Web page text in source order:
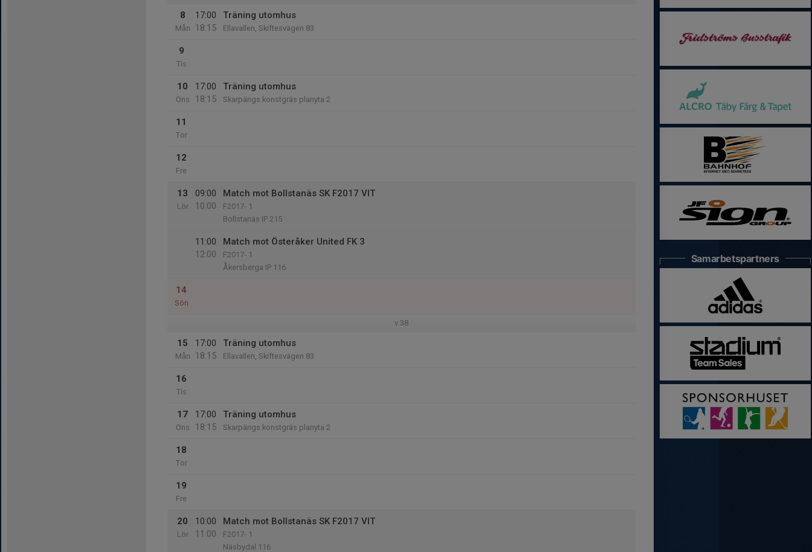
8
Mån
17:00
18:15
Träning utomhus
Ellavallen, Skiftesvägen 83
9
Tis
10
Ons
17:00
18:15
Träning utomhus
Skarpängs konstgräs planyta 2
11
Tor
12
Fre
13
Lör
09:00
10:00
Match mot Bollstanäs SK F2017 VIT
F2017- 1
Bollstanäs IP 215
11:00
12:00
Match mot Österåker United FK 3
F2017- 1
Åkersberga IP 116
14
Sön
v.38
15
Mån
17:00
18:15
Träning utomhus
Ellavallen, Skiftesvägen 83
16
Tis
17
Ons
17:00
18:15
Träning utomhus
Skarpängs konstgräs planyta 2
18
Tor
19
Fre
20
Lör
10:00
11:00
Match mot Bollstanäs SK F2017 VIT
F2017- 1
Näsbydal 116
Samarbetspartners